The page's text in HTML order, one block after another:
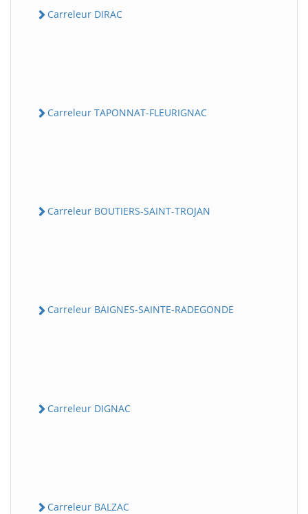
Carreleur DIRAC
Carreleur TAPONNAT-FLEURIGNAC
Carreleur BOUTIERS-SAINT-TROJAN
Carreleur BAIGNES-SAINTE-RADEGONDE
Carreleur DIGNAC
Carreleur BALZAC